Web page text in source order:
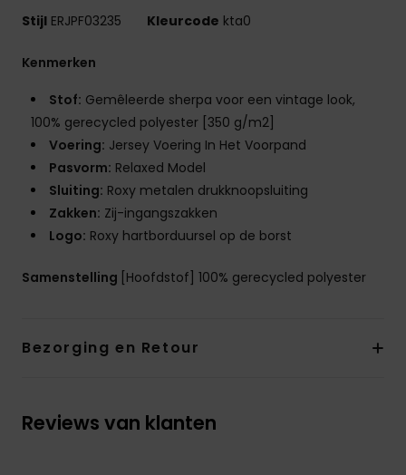
Stijl ERJPF03235 Kleurcode kta0
Kenmerken
Stof: Gemêleerde sherpa voor een vintage look,
100% gerecycled polyester [350 g/m2]
Voering: Jersey Voering In Het Voorpand
Pasvorm: Relaxed Model
Sluiting: Roxy metalen drukknoopsluiting
Zakken: Zij-ingangszakken
Logo: Roxy hartborduursel op de borst
Samenstelling [Hoofdstof] 100% gerecycled polyester
Bezorging en Retour
Reviews van klanten